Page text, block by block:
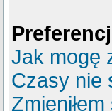
Jak mogę
Czasy nie